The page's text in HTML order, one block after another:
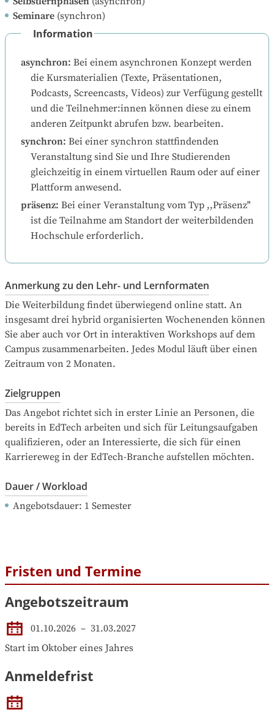
Seminare (synchron)
Information
asynchron: Bei einem asynchronen Konzept werden
die Kursmaterialien (Texte, Präsentationen,
Podcasts, Screencasts, Videos) zur Verfügung gestellt
und die Teilnehmer:innen können diese zu einem
anderen Zeitpunkt abrufen bzw. bearbeiten.
synchron: Bei einer synchron stattfindenden
Veranstaltung sind Sie und Ihre Studierenden
gleichzeitig in einem virtuellen Raum oder auf einer
Plattform anwesend.
präsenz: Bei einer Veranstaltung vom Typ ,,Präsenz"
ist die Teilnahme am Standort der weiterbildenden
Hochschule erforderlich.
Anmerkung zu den Lehr- und Lernformaten
Die Weiterbildung findet überwiegend online statt. An
insgesamt drei hybrid organisierten Wochenenden können
Sie aber auch vor Ort in interaktiven Workshops auf dem
Campus zusammenarbeiten. Jedes Modul läuft über einen
Zeitraum von 2 Monaten.
Zielgruppen
Das Angebot richtet sich in erster Linie an Personen, die
bereits in EdTech arbeiten und sich für Leitungsaufgaben
qualifizieren, oder an Interessierte, die sich für einen
Karriereweg in der EdTech-Branche aufstellen möchten.
Dauer / Workload
Angebotsdauer: 1 Semester
Fristen und Termine
Angebotszeitraum
01.10.2026 – 31.03.2027
Start im Oktober eines Jahres
Anmeldefrist